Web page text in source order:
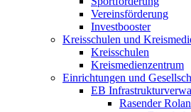
Vereinsförderung
Investbooster
Kreisschulen und
Kreisschulen
Kreismedienzentrum
Einrichtungen und
EB
Rasender